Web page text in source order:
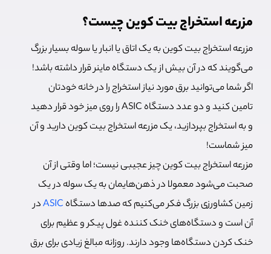
مزرعه استخراج بیت کوین چیست؟
مزرعه استخراج بیت کوین به یک اتاق یا انبار یا سوله بسیار بزرگ
می‌گویند که در آن بیش از یک دستگاه ماینر قرار داشته باشد!
اگر شما می‌توانید برق مورد نیاز استخراج را در خانه خودتان
تامین کنید و دو عدد دستگاه ASIC را روی میز خود قرار دهید
و به استخراج بپردازید، یک مزرعه استخراج بیت کوین دارید و آن
میز شماست!
مزرعه استخراج بیت کوین چیز عجیبی نیست؛ اما وقتی از آن
صحبت می‌شود معمولا در ذهن‌هایمان به یک سوله در یک
زمین کشاورزی بزرگ فکر می‌کنیم که صدها دستگاه ASICدر
آن است و دستگاه‌های خنک کننده غول پیکر و عظیم برای
خنک کردن دستگاه‌ها وجود دارند. روزانه مبالغ زیادی برای برق